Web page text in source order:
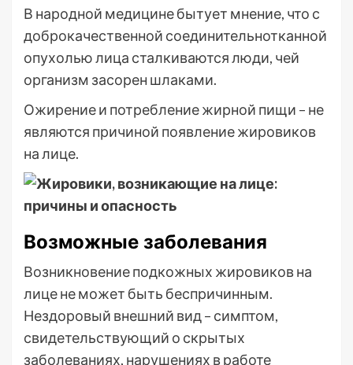
В народной медицине бытует мнение, что с
доброкачественной соединительнотканной
опухолью лица сталкиваются люди, чей
организм засорен шлаками.
Ожирение и потребление жирной пищи – не
являются причиной появление жировиков
на лице.
Возможные заболевания
Возникновение подкожных жировиков на
лице не может быть беспричинным.
Нездоровый внешний вид – симптом,
свидетельствующий о скрытых
заболеваниях, нарушениях в работе